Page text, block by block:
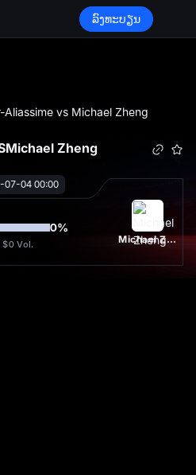
ລົງທະບຽນ
vs Michael Zheng
Michael Zheng
07-04 00:00
0%
$0 Vol. Michael Zheng